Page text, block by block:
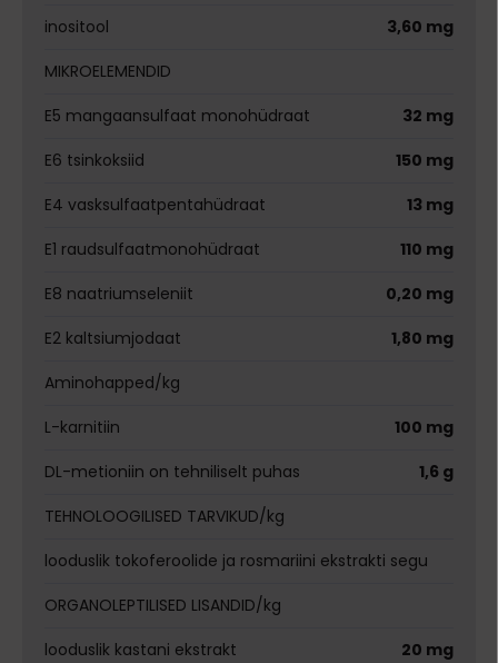
inositool
3,60 mg
MIKROELEMENDID
E5 mangaansulfaat monohüdraat
32 mg
E6 tsinkoksiid
150 mg
E4 vasksulfaatpentahüdraat
13 mg
E1 raudsulfaatmonohüdraat
110 mg
E8 naatriumseleniit
0,20 mg
E2 kaltsiumjodaat
1,80 mg
Aminohapped/kg
L-karnitiin
100 mg
DL-metioniin on tehniliselt puhas
1,6 g
TEHNOLOOGILISED TARVIKUD/kg
looduslik tokoferoolide ja rosmariini ekstrakti segu
ORGANOLEPTILISED LISANDID/kg
looduslik kastani ekstrakt
20 mg